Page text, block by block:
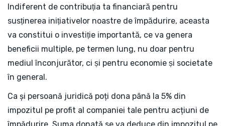
Indiferent de contribuția ta financiară pentru
susținerea inițiativelor noastre de împădurire, aceasta
va constitui o investiție importantă, ce va genera
beneficii multiple, pe termen lung, nu doar pentru
mediul înconjurător, ci și pentru economie și societate
în general.
Ca și persoană juridică poți dona până la 5% din
impozitul pe profit al companiei tale pentru acțiuni de
împădurire. Suma donată se va deduce din impozitul pe